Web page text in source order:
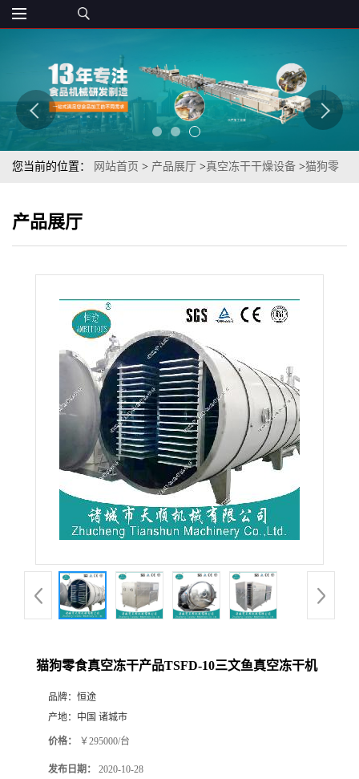
您当前的位置： 网站首页 > 产品展厅 >真空冻干干燥设备 >猫狗零
产品展厅
猫狗零食真空冻干产品TSFD-10三文鱼真空冻干机
品牌： 恒途
产地： 中国 诸城市
价格： ￥295000/台
发布日期： 2020-10-28